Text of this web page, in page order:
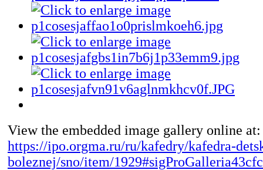
View the embedded image gallery online at:
https://ipo.orgma.ru/ru/kafedry/kafedra-
boleznej/sno/item/